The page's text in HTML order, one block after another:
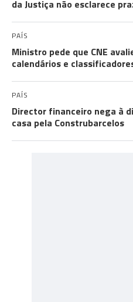
da Justiça não esclarece
PAÍS
Ministro pede que CNE
calendários e
PAÍS
Director financeiro nega à
casa pela Construbarcelos